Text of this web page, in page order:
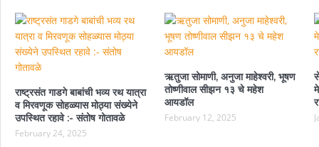
राष्ट्रसंत गाडगे बाबांची भव्य रथ यात्रा
व मिरवणूक सोहळ्यास मोठ्या संख्येने
उपस्थित रहावे :- संतोष गोतावळे
February 24, 2025
ऋतुजा सोमाणी, अनुजा माहेश्वरी, भूषण
तोष्णीवाल सीझन १३ चे महेश
आयडॉल
February 12, 2025